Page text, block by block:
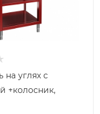
на углях с
+колосник,